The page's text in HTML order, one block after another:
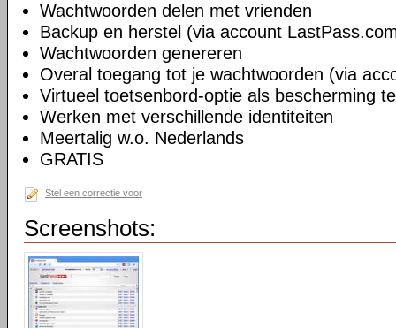
Wachtwoorden delen met vrienden
Backup en herstel (via account
Wachtwoorden genereren
Overal toegang tot je wachtwoorden (via
Virtueel toetsenbord-optie als bescherming
Werken met verschillende identiteiten
Meertalig w.o. Nederlands
GRATIS
Stel een correctie voor
Screenshots: